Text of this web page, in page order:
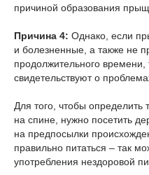
причиной образования
Причина 4: Однако, если
и болезненные, а также не
продолжительного
свидетельствуют о
Для того, чтобы
на спине, нужно посетить
на предпосылки
правильно питаться – так
употребления нездоровой